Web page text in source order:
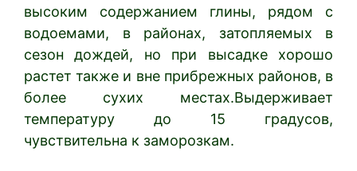
высоким содержанием глины, рядом с
водоемами, в районах, затопляемых в
сезон дождей, но при высадке хорошо
растет также и вне прибрежных районов, в
более сухих местах.Выдерживает
температуру до 15 градусов,
чувствительна к заморозкам.